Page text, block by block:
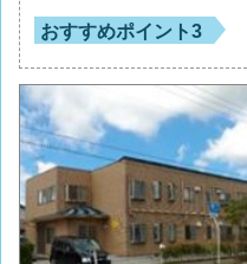
おすすめポイント3